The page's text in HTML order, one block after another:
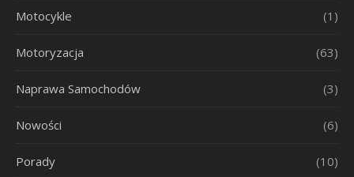
Motocykle (1)
Motoryzacja (63)
Naprawa Samochodów (3)
Nowości (6)
Porady (10)